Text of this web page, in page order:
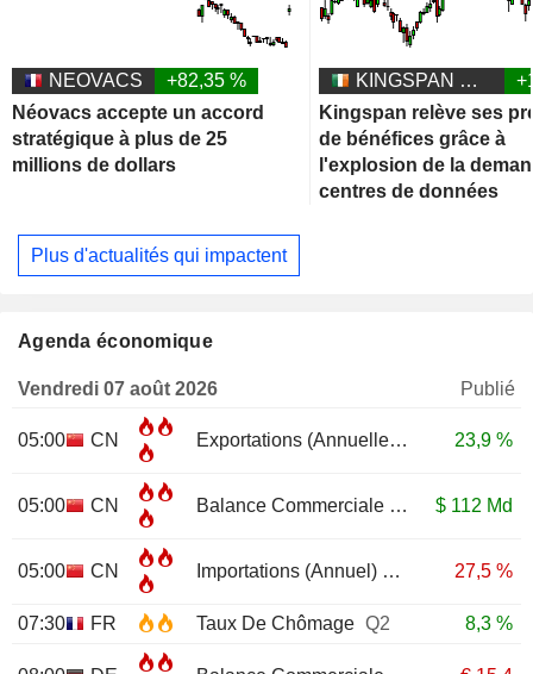
NEOVACS
+82,35 %
Néovacs accepte un accord
stratégique à plus de 25
millions de dollars
KINGSPAN GROUP PLC
Kingspan relève ses
de bénéfices grâce à
l'explosion de la
centres de données
Plus d'actualités qui impactent
Agenda économique
Vendredi 07 août 2026 Publié
05:00 CN Exportations (Annuelle) 23,9 %
05:00 CN Balance CommercialeJUL $ 112 Md
05:00 CN Importations (Annuel)JUL 27,5 %
07:30 FR Taux De Chômage Q2 8,3 %